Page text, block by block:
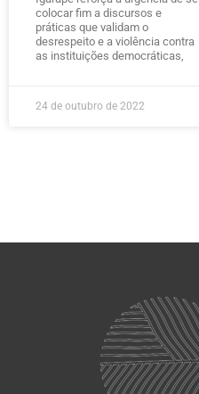
colocar fim a discursos e
práticas que validam o
desrespeito e a violência contra
as instituições democráticas,
24 de outubro de 2022